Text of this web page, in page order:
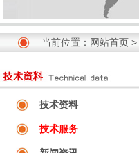
当前位置： 网站首页 >
技术资料
技术服务